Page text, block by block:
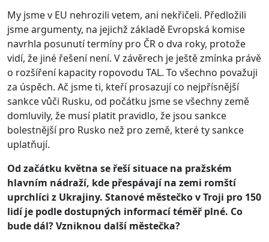
My jsme v EU nehrozili vetem, ani nekřičeli. Předložili
jsme argumenty, na jejichž základě Evropská komise
navrhla posunutí termíny pro ČR o dva roky, protože
vidí, že jiné řešení není. V závěrech je ještě zmínka právě
o rozšíření kapacity ropovodu TAL. To všechno považuji
za úspěch. Ač jsme ti, kteří prosazují co nejpřísnější
sankce vůči Rusku, od počátku jsme se všechny země
domluvily, že musí platit pravidlo, že jsou sankce
bolestnější pro Rusko než pro země, které ty sankce
uplatňují.
Od začátku května se řeší situace na pražském
hlavním nádraží, kde přespávají na zemi romští
uprchlíci z Ukrajiny. Stanové městečko v Troji pro 150
lidí je podle dostupných informací téměř plné. Co
bude dál? Vzniknou další městečka?